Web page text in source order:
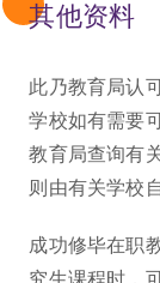
其他资料
此乃教育局认
学校如有需要
教育局查询有
则由有关学校
成功修毕在职